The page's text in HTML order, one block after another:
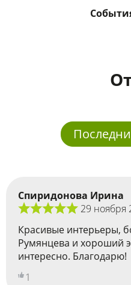
Спиридонова Ирина
29 ноября
Красивые интерьеры,
Румянцева и хороший
интересно. Благодарю!
1